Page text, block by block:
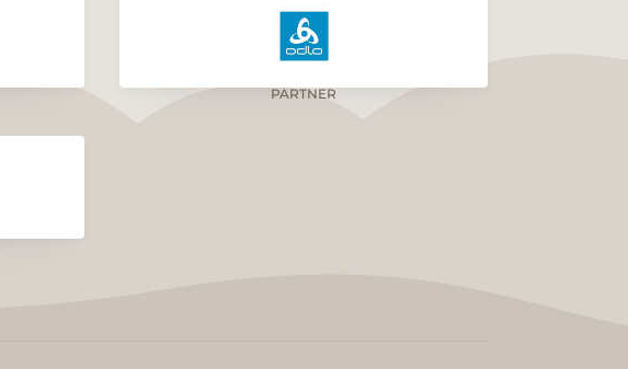
PARTNER